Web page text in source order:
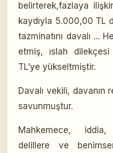
belirterek,fazlaya
kaydıyla 5.000,00 TL
tazminatını davalı ...
etmiş, ıslah
TL’ye yükseltmiştir.
Davalı vekili, davanın
savunmuştur.
Mahkemece,
delillere ve